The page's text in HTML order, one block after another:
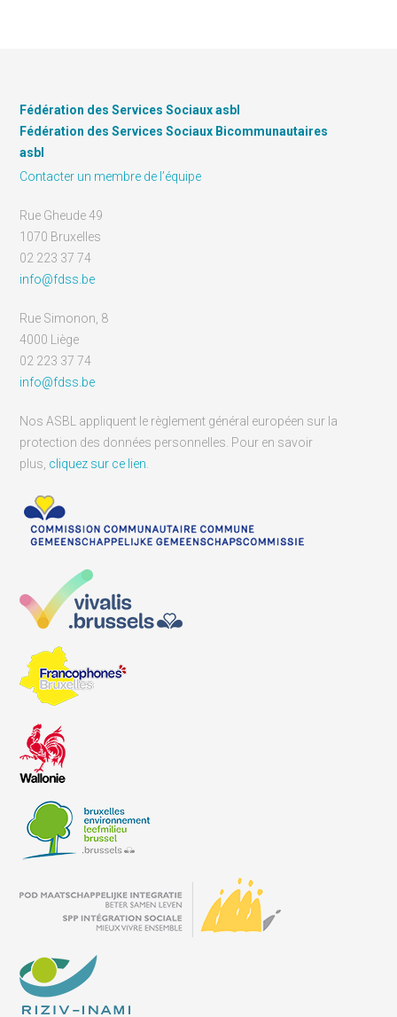
Fédération des Services Sociaux asbl
Fédération des Services Sociaux Bicommunautaires
asbl
Contacter un membre de l’équipe
Rue Gheude 49
1070 Bruxelles
02 223 37 74
info@fdss.be
Rue Simonon, 8
4000 Liège
02 223 37 74
info@fdss.be
Nos ASBL appliquent le règlement général européen sur la
protection des données personnelles. Pour en savoir
plus, cliquez sur ce lien.